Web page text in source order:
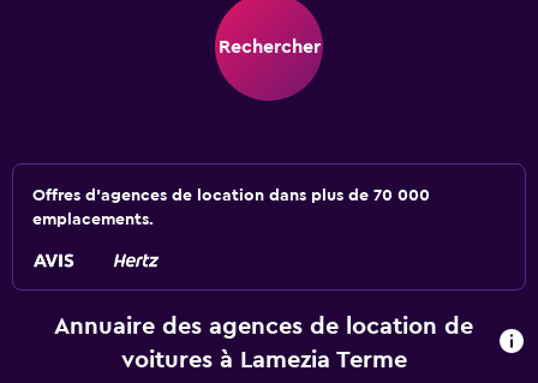
Rechercher
Offres d’agences de location dans plus de 70 000
emplacements.
Annuaire des agences de location de
voitures à Lamezia Terme